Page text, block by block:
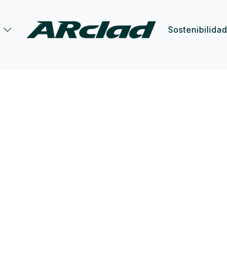
Sostenibilidad